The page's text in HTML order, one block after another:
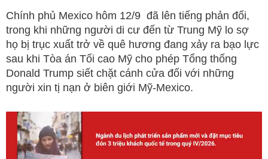
Chính phủ Mexico hôm 12/9 đã lên tiếng phản đối,
trong khi những người di cư đến từ Trung Mỹ lo sợ
họ bị trục xuất trở về quê hương đang xảy ra bạo lực
sau khi Tòa án Tối cao Mỹ cho phép Tổng thống
Donald Trump siết chặt cánh cửa đối với những
người xin tị nạn ở biên giới Mỹ-Mexico.